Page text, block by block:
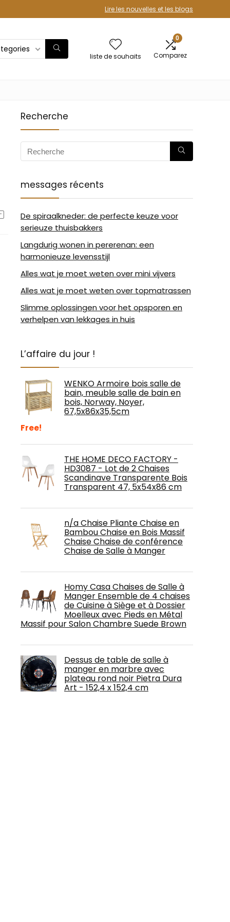
Lire les nouvelles et les blogs
liste de souhaits
0
Comparez
Recherche
messages récents
De spiraalkneder: de perfecte keuze voor
serieuze thuisbakkers
Langdurig wonen in pererenan: een
harmonieuze levensstijl
Alles wat je moet weten over mini vijvers
Alles wat je moet weten over topmatrassen
Slimme oplossingen voor het opsporen en
verhelpen van lekkages in huis
L’affaire du jour !
WENKO Armoire bois salle de
bain, meuble salle de bain en
bois, Norway, Noyer,
67,5x86x35,5cm
Free!
THE HOME DECO FACTORY -
HD3087 - Lot de 2 Chaises
Scandinave Transparente Bois
Transparent 47, 5x54x86 cm
n/a Chaise Pliante Chaise en
Bambou Chaise en Bois Massif
Chaise Chaise de conférence
Chaise de Salle à Manger
Homy Casa Chaises de Salle à
Manger Ensemble de 4 chaises
de Cuisine à Siège et à Dossier
Moelleux avec Pieds en Métal
Massif pour Salon Chambre Suede Brown
Dessus de table de salle à
manger en marbre avec
plateau rond noir Pietra Dura
Art - 152,4 x 152,4 cm